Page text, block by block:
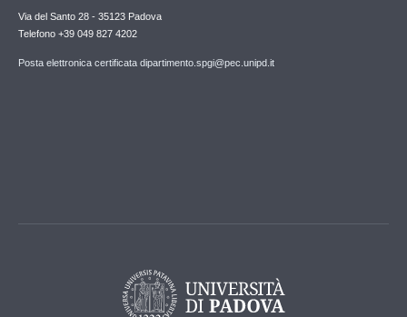
Via del Santo 28 - 35123 Padova
Telefono +39 049 827 4202
Posta elettronica certificata dipartimento.spgi@pec.unipd.it